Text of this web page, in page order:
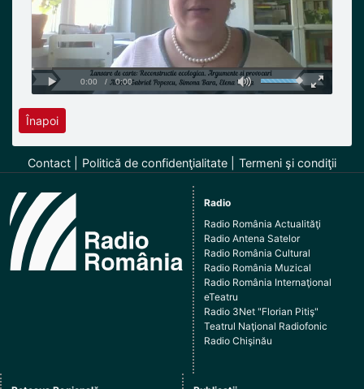
Înapoi
Contact Politică de confidenţialitate Termeni şi condiţii
Radio
Radio România Actualităţi
Radio Antena Satelor
Radio România Cultural
Radio România Muzical
Radio România Internaţional
eTeatru
Radio 3Net "Florian Pitiş"
Teatrul Naţional Radiofonic
Radio Chişinău